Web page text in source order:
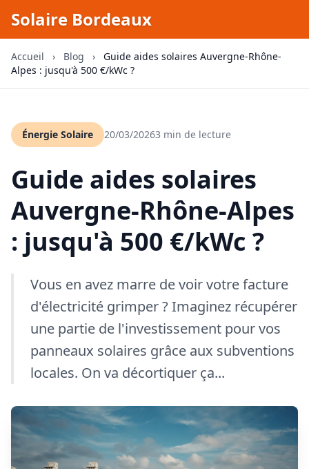
Solaire Bordeaux
Accueil › Blog ›
Guide aides solaires Auvergne-Rhône-
Alpes : jusqu'à 500 €/kWc ?
Énergie Solaire 20/03/20263 min de lecture
Guide aides solaires
Auvergne-Rhône-Alpes
: jusqu'à 500 €/kWc ?
Vous en avez marre de voir votre facture
d'électricité grimper ? Imaginez récupérer
une partie de l'investissement pour vos
panneaux solaires grâce aux subventions
locales. On va décortiquer ça...